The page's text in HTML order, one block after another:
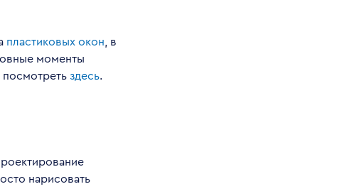
пластиковых окон , в
моменты
здесь.
нарисовать